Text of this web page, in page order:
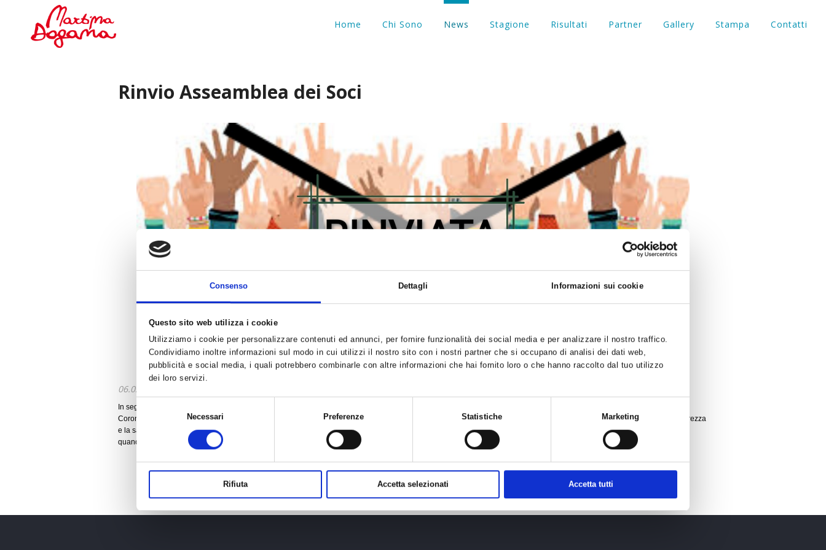
Consenso Dettagli Informazioni sui cookie
Questo sito web utilizza i cookie
Utilizziamo i cookie per personalizzare contenuti ed annunci, per fornire funzionalità dei social media e per analizzare il nostro traffico.
Condividiamo inoltre informazioni sul modo in cui utilizzi il nostro sito con i nostri partner che si occupano di analisi dei dati web,
pubblicità e social media, i quali potrebbero combinarle con altre informazioni che hai fornito loro o che hanno raccolto dal tuo utilizzo
dei loro servizi.
Selezione
del
consenso
Necessari Preferenze Statistiche Marketing
Rifiuta Accetta selezionati Accetta tutti
Home Chi Sono News Stagione Risultati Partner Gallery Stampa Contatti
Rinvio Asseamblea dei Soci
06.03.2020
In seguito all'emanazione del Decreto del Presidente del Consiglio dei Ministri del 4 marzo 2020 che detta le misure per il contrasto e il contenimento della diffusione del
Coronavirus su tutto il territorio nazionale, vista l'evidente impossibilità di poter garantire quanto richiesto dall'articolo 1 del suddetto Decreto e considerate prioritarie la sicurezza
e la salute di tutti i tesserati, il Presidente e il Consiglio Direttivo hanno deciso di
rinviare l'Assemblea dei Sociprevista per venerdì 20 marzo 2020 a nuova data da fissare
quando sarà passata questa situazione di emergenza.